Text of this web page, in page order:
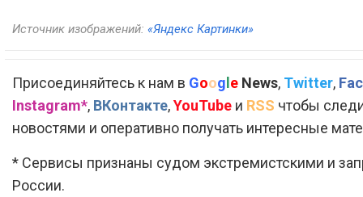
Источник изображений: «Яндекс Картинки»
Присоединяйтесь к нам в Goog e News, Twitter,
Instagram*, ВКонтакте,YouTube и RSS чтобы
новостями и оперативно получать интересные
* Сервисы признаны судом экстремистскими и
России.